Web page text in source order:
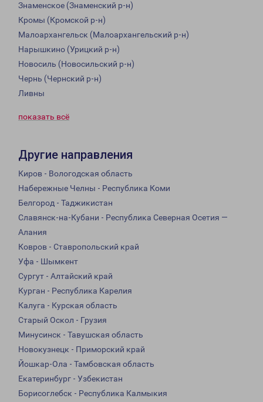
Знаменское (Знаменский р-н)
Кромы (Кромской р-н)
Малоархангельск (Малоархангельский р-н)
Нарышкино (Урицкий р-н)
Новосиль (Новосильский р-н)
Чернь (Чернский р-н)
Ливны
показать всё
Другие направления
Киров - Вологодская область
Набережные Челны - Республика Коми
Белгород - Таджикистан
Славянск-на-Кубани - Республика Северная Осетия —
Алания
Ковров - Ставропольский край
Уфа - Шымкент
Сургут - Алтайский край
Курган - Республика Карелия
Калуга - Курская область
Старый Оскол - Грузия
Минусинск - Тавушская область
Новокузнецк - Приморский край
Йошкар-Ола - Тамбовская область
Екатеринбург - Узбекистан
Борисоглебск - Республика Калмыкия